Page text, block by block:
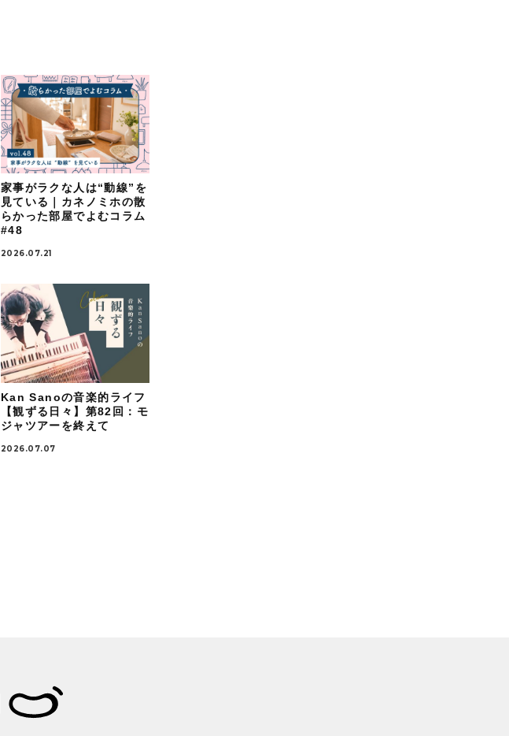
家事がラクな人は“動線”を
見ている｜カネノミホの散
らかった部屋でよむコラム
#48
2026.07.21
Kan Sanoの音楽的ライフ
【観ずる日々】第82回：モ
ジャツアーを終えて
2026.07.07